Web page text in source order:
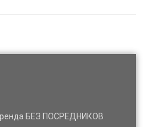
БЕЗ ПОСРЕДНИКОВ